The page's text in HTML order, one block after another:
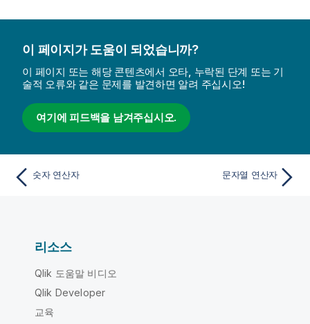
이 페이지가 도움이 되었습니까?
이 페이지 또는 해당 콘텐츠에서 오타, 누락된 단계 또는 기
술적 오류와 같은 문제를 발견하면 알려 주십시오!
여기에 피드백을 남겨주십시오.
숫자 연산자 문자열 연산자
리소스
Qlik 도움말 비디오
Qlik Developer
교육